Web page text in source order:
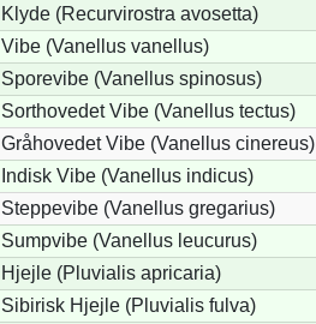
Klyde (Recurvirostra avosetta)
Vibe (Vanellus vanellus)
Sporevibe (Vanellus spinosus)
Sorthovedet Vibe (Vanellus tectus)
Gråhovedet Vibe (Vanellus cinereus)
Indisk Vibe (Vanellus indicus)
Steppevibe (Vanellus gregarius)
Sumpvibe (Vanellus leucurus)
Hjejle (Pluvialis apricaria)
Sibirisk Hjejle (Pluvialis fulva)